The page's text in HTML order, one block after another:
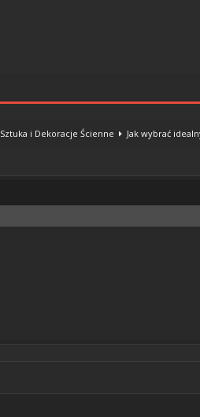
Sztuka i Dekoracje Ścienne Jak wybrać